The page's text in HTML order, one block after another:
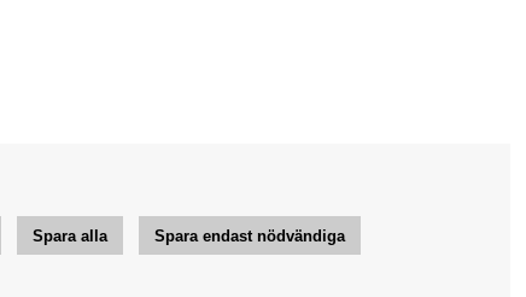
Spara alla Spara endast nödvändiga